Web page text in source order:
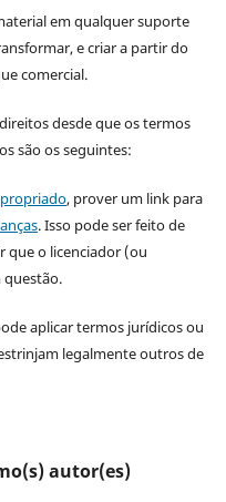
em qualquer suporte
e criar a partir do
comercial.
desde que os termos
são os seguintes:
, prover um link para
. Isso pode ser feito de
que o licenciador (ou
questão.
aplicar termos jurídicos ou
legalmente outros de
autor(es)